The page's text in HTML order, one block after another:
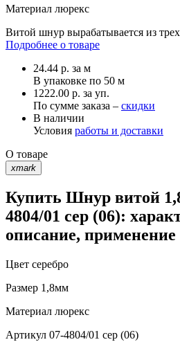
Материал люрекс
Витой шнур вырабатывается из
Подробнее о товаре
24.44 р. за м
В упаковке по 50 м
1222.00 р. за уп.
По сумме заказа – скидки
В наличии
Условия работы и доставки
О товаре
xmark
Купить Шнур витой
4804/01 сер (06):
описание, применение
Цвет серебро
Размер 1,8мм
Материал люрекс
Артикул 07-4804/01 сер (06)